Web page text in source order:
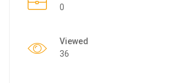
0
Viewed
36